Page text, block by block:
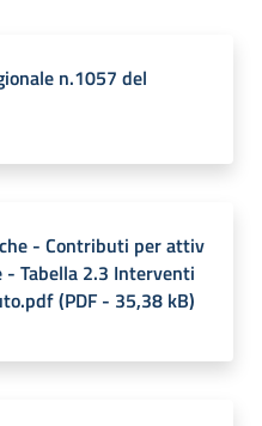
n.1057 del
- Contributi per attiv
- Tabella 2.3 Interventi
(PDF - 35,38 kB)